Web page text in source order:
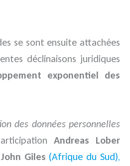
se sont ensuite attachées
déclinaisons juridiques
exponentiel des
des données personnelles
Andreas Lober
John Giles (Afrique du Sud),